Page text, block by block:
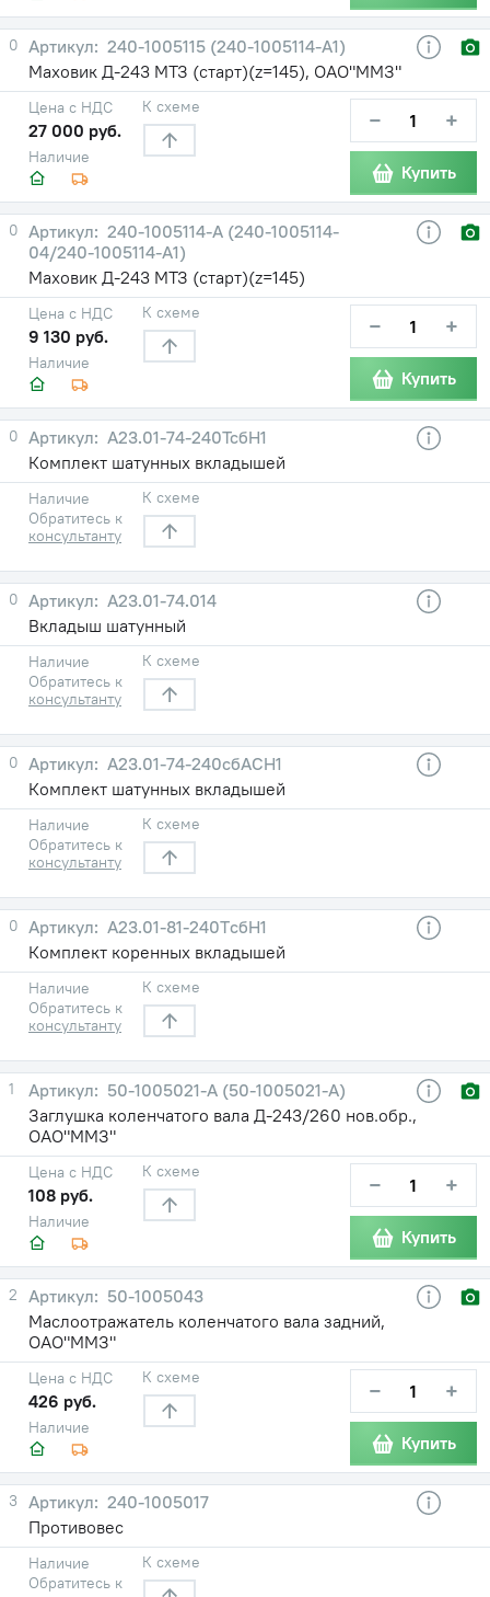
0
240-1005115 (240-1005114-А1)
Маховик Д-243 МТЗ (старт)(z=145), ОАО"ММЗ"
Наличие
Цена с НДС
27 000 руб.
К схеме − +
Купить
0
240-1005114-A (240-1005114-
04/240-1005114-А1)
Маховик Д-243 МТЗ (старт)(z=145)
Наличие
Цена с НДС
9 130 руб.
К схеме − +
Купить
0
A23.01-74-240ТсбН1
Комплект шатунных вкладышей
Наличие
Обратитесь к
консультанту
К схеме
0
A23.01-74.014
Вкладыш шатунный
Наличие
Обратитесь к
консультанту
К схеме
0
A23.01-74-240сбАСН1
Комплект шатунных вкладышей
Наличие
Обратитесь к
консультанту
К схеме
0
A23.01-81-240TсбН1
Комплект коренных вкладышей
Наличие
Обратитесь к
консультанту
К схеме
1
50-1005021-A (50-1005021-А)
Заглушка коленчатого вала Д-243/260 нов.обр.,
ОАО"ММЗ"
Наличие
Цена с НДС
108 руб.
К схеме − +
Купить
2
50-1005043
Маслоотражатель коленчатого вала задний,
ОАО"ММЗ"
Наличие
Цена с НДС
426 руб.
К схеме − +
Купить
3
240-1005017
Противовес
Наличие
Обратитесь к
К схеме